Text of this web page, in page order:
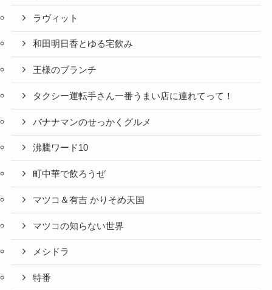
ラヴィット
和田明日香とゆる宅飲み
王様のブランチ
タクシー運転手さん一番うまい店に連れてって！
バナナマンのせっかくグルメ
沸騰ワード10
町中華で飲ろうぜ
マツコ＆有吉 かりそめ天国
マツコの知らない世界
メシドラ
特番